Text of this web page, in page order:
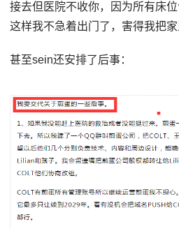
接去但医院不收你，因为所有床
这样我不急着出门了，害得我把家
甚至sein还安排了后事：